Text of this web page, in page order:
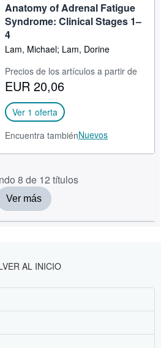
Anatomy of Adrenal Fatigue
Syndrome: Clinical Stages 1–
4
Lam, Michael; Lam, Dorine
Precios de los artículos a partir de
EUR 20,06
Ver 1 oferta
Encuentra tambiénNuevos
8 de 12 títulos
Ver más
AL INICIO